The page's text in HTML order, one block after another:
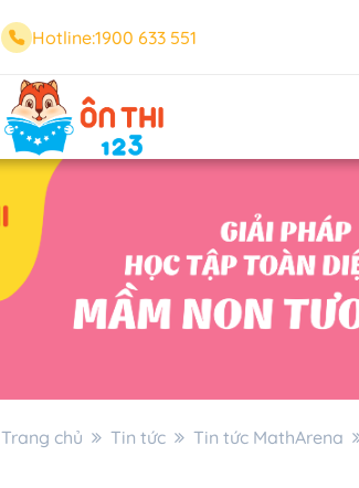
Hotline:1900 633 551
Trang chủ Tin tức Tin tức MathArena